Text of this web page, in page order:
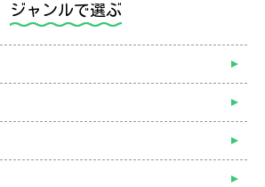
ジャンルで選ぶ